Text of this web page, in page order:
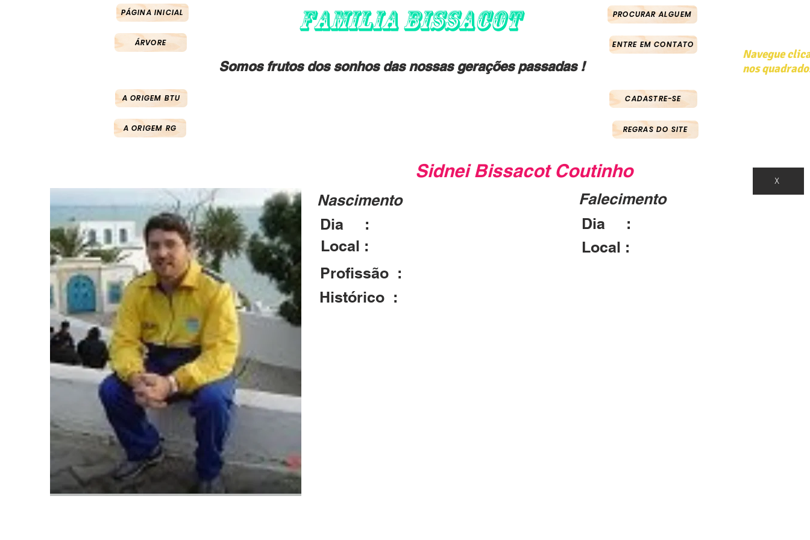
PÁGINA INICIAL
ÁRVORE
FAMILIA BISSACOT PROCURAR ALGUEM
ENTRE EM CONTATO
Somos frutos dos sonhos das nossas gerações passadas !
Navegue
nos
A ORIGEM BTU
A ORIGEM RG
CADASTRE-SE
REGRAS DO SITE
Sidnei Bissacot Coutinho
Nascimento
Local :
Falecimento
Dia :
Local :
Dia :
Profissão :
Histórico :
X